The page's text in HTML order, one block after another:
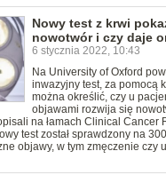
Nowy test z krwi
nowotwór i czy daje
6 stycznia 2022, 10:43
Na University of Oxford
inwazyjny test, za pomocą
można określić, czy u
objawami rozwija się
na łamach Clinical Cancer
test został sprawdzony na
objawy, w tym zmęczenie czy